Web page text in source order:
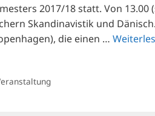
2017/18 statt. Von
Skandinavistik und
die einen …